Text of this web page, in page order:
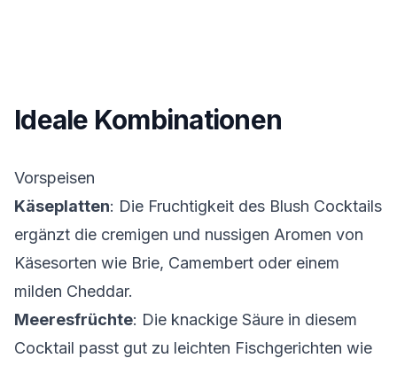
Ideale Kombinationen
Vorspeisen
Käseplatten: Die Fruchtigkeit des Blush Cocktails
ergänzt die cremigen und nussigen Aromen von
Käsesorten wie Brie, Camembert oder einem
milden Cheddar.
Meeresfrüchte: Die knackige Säure in diesem
Cocktail passt gut zu leichten Fischgerichten wie